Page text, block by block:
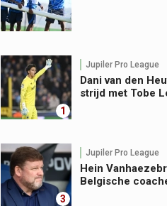
1
Jupiler Pro League
Dani van den
strijd met Tobe
3
Jupiler Pro League
Hein
Belgische